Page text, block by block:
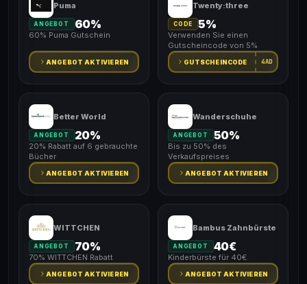
Puma
ANGEBOT 60%
60% Puma Gutschein
ANGEBOT AKTIVIEREN
Twenty:three
CODE 5%
Verwenden Sie einen
Gutscheincode von 5%
GUTSCHEINCODE 4AD
Better World
ANGEBOT 20%
20% Rabatt auf 6 gebrauchte
Bücher
ANGEBOT AKTIVIEREN
Wanderschuhe
ANGEBOT 50%
Bis zu 50% des
Verkaufspreises
ANGEBOT AKTIVIEREN
WITTCHEN
ANGEBOT 70%
70% WITTCHEN Rabatt
ANGEBOT AKTIVIEREN
Bambus Zahnbürste
ANGEBOT 40€
Kinderbürste für 40€.
ANGEBOT AKTIVIEREN